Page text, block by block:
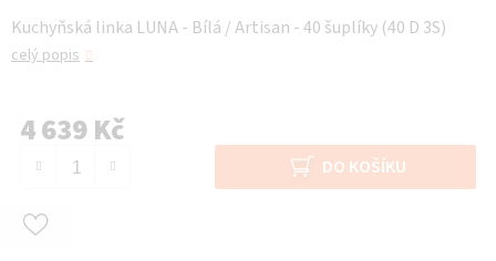
Kuchyňská linka LUNA - Bílá / Artisan - 40 šuplíky (40 D 3S)
celý popis
4 639 Kč
DO KOŠÍKU